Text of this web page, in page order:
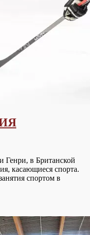
Генри, в Британской
касающиеся спорта.
спортом в